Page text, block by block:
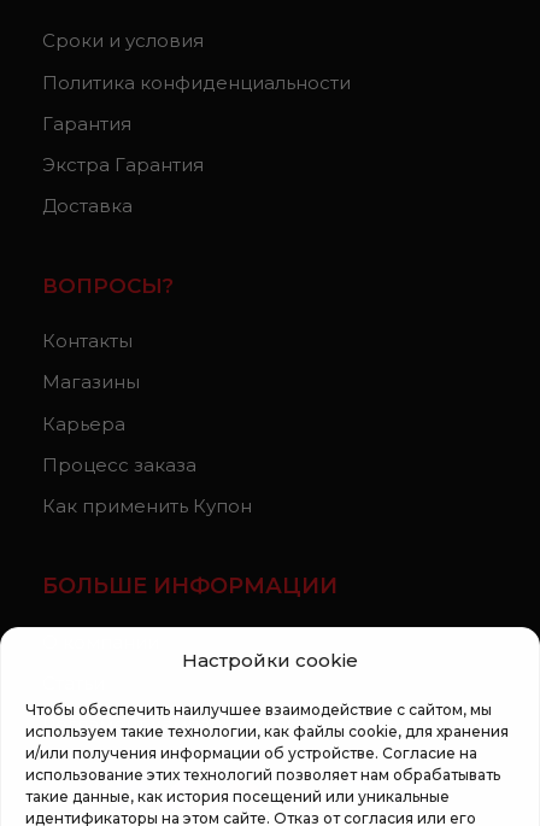
Настройки cookie
Чтобы обеспечить наилучшее взаимодействие с сайтом, мы
используем такие технологии, как файлы cookie, для хранения
и/или получения информации об устройстве. Согласие на
использование этих технологий позволяет нам обрабатывать
такие данные, как история посещений или уникальные
идентификаторы на этом сайте. Отказ от согласия или его
Сроки и условия
Политика конфиденциальности
Гарантия
Экстра Гарантия
Доставка
ВОПРОСЫ?
Контакты
Магазины
Карьера
Процесс заказа
Как применить Купон
БОЛЬШЕ ИНФОРМАЦИИ
Регламент кампании «100 zile pana la vis»